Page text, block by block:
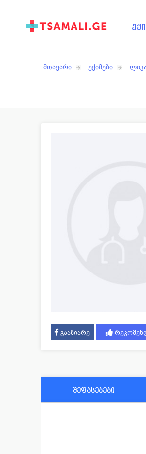
მთავარი ექიმები
გააზიარე
შეფასებები